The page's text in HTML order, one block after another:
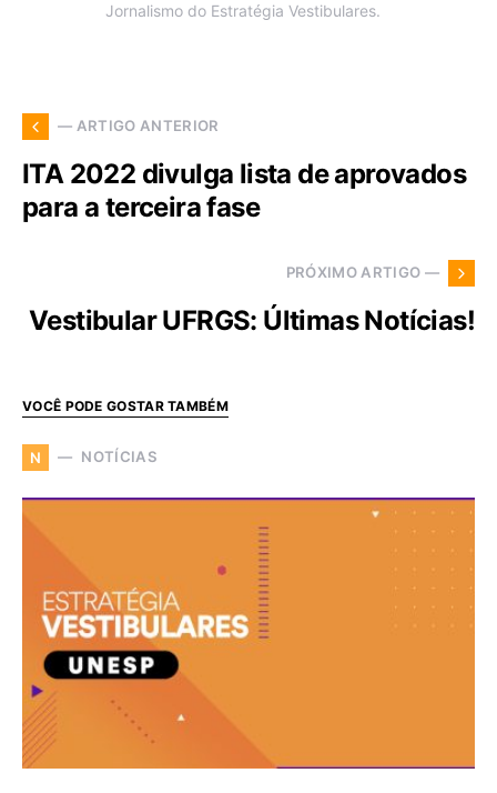
Jornalismo do Estratégia Vestibulares.
— ARTIGO ANTERIOR
ITA 2022 divulga lista de aprovados
para a terceira fase
PRÓXIMO ARTIGO —
Vestibular UFRGS: Últimas Notícias!
VOCÊ PODE GOSTAR TAMBÉM
N NOTÍCIAS